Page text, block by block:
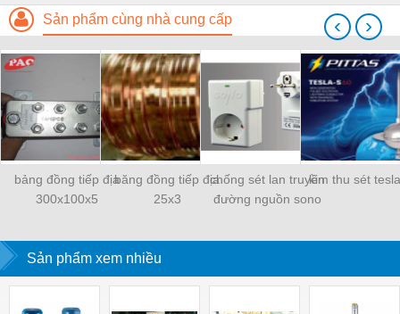
Sản phẩm cùng nhà cung cấp
bảng đồng tiếp địa
300x100x5
băng đồng tiếp địa
25x3
chống sét lan truyền
đường nguồn sono
kim thu sét
‹ ›
Sản phẩm xem nhiều